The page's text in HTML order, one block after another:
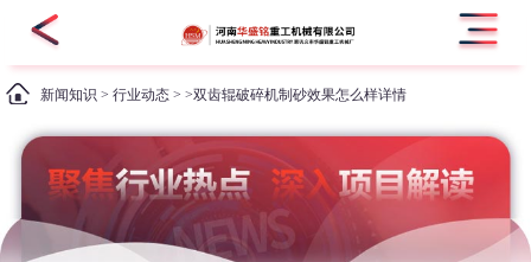
新闻知识 >行业动态 > >双齿辊破碎机制砂效果怎么样详情